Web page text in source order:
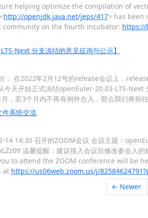
helping optimize the compilation of
http://openjdk.java.net/jeps/417> has been
community on the fourth incubator: https://
Next 分支冻结的意见征询与公示】
在2022年2月12号的release会议上，
今天开始正式冻结openEuler-20.03-LTS-
，若3个月内不再有例外合入，那么我们将
系统交流
14 14:30 召开的ZOOM会议 会议主题：
温馨提醒：建议接入会议后修改参会人
to attend the ZOOM conference will be
at https://us06web.zoom.us/j/
← Newer